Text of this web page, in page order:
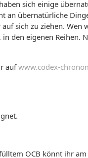
sich einige
übernatürliche
sich zu ziehen.
den eigenen Reihen.
aufwww.codex-
OCB könnt ihr